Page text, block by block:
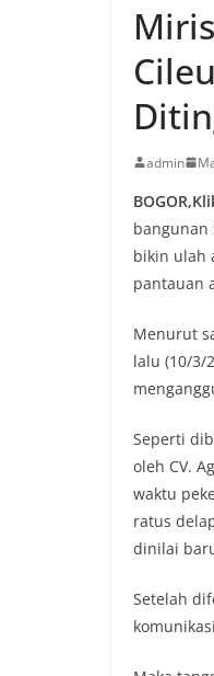
admin
bangunan
bikin ulah
pantauan
Menurut
lalu (10/3/
Seperti
oleh CV.
waktu
ratus
dinilai
Setelah